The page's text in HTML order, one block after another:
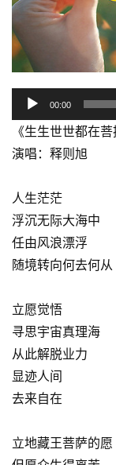
频
播
器
00:00
《生生世世都在菩
演唱：释则旭
人生茫茫
浮沉无际大海中
任由风浪漂浮
随境转向何去何从
立愿觉悟
寻思宇宙真理海
从此解脱业力
显迹人间
去来自在
立地藏王菩萨的愿